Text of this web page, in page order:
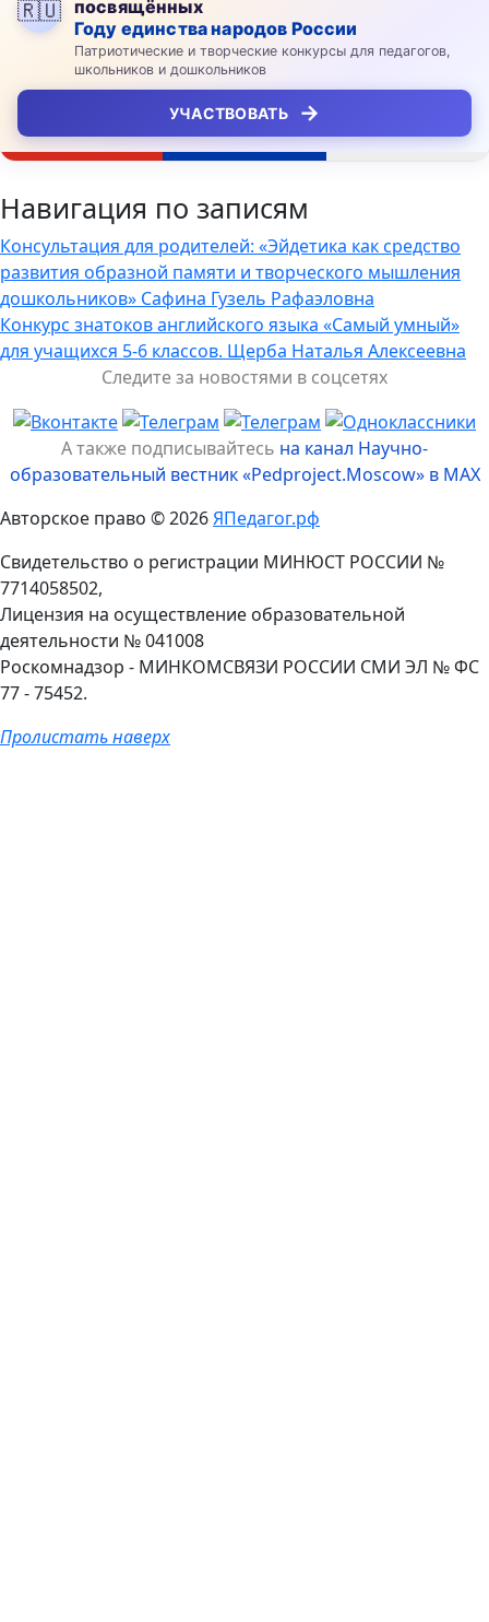
🇷🇺 посвящённых
Году единства народов России
Патриотические и творческие конкурсы для педагогов,
школьников и дошкольников
УЧАСТВОВАТЬ →
Навигация по записям
Консультация для родителей: «Эйдетика как средство
развития образной памяти и творческого мышления
дошкольников» Сафина Гузель Рафаэловна
Конкурс знатоков английского языка «Самый умный»
для учащихся 5-6 классов. Щерба Наталья Алексеевна
Следите за новостями в соцсетях
А также подписывайтесь на канал Научно-
образовательный вестник «Pedproject.Moscow» в MAX
Авторское право © 2026ЯПедагог.рф
Свидетельство о регистрации МИНЮСТ РОССИИ №
7714058502,
Лицензия на осуществление образовательной
деятельности № 041008
Роскомнадзор - МИНКОМСВЯЗИ РОССИИ СМИ ЭЛ № ФС
77 - 75452.
Пролистать наверх